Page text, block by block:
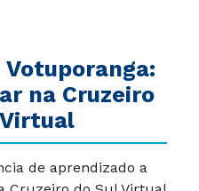
Votuporanga:
na Cruzeiro
de aprendizado a